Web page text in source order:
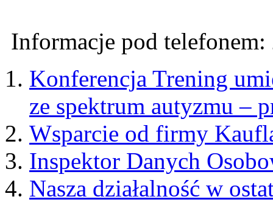
Informacje pod
Konferencja Trening
ze spektrum autyzmu –
Wsparcie od firmy
Inspektor Danych
Nasza działalność w